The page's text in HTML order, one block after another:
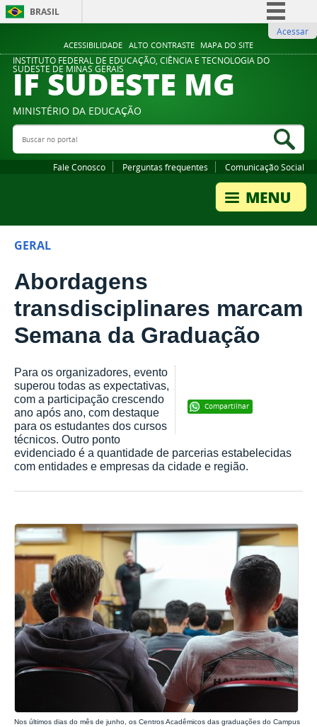
ACESSIBILIDADE ALTO CONTRASTE MAPA DO SITE
BRASIL
Comunica BR
Participe
Legislação
Acessar
INSTITUTO FEDERAL DE EDUCAÇÃO, CIÊNCIA E TECNOLOGIA DO
SUDESTE DE MINAS GERAIS
IF SUDESTE MG
MINISTÉRIO DA EDUCAÇÃO
Buscar no portal
Fale Conosco Perguntas frequentes Comunicação Social
GERAL
Abordagens
transdisciplinares marcam
Semana da Graduação
Compartilhar
Para os organizadores, evento
superou todas as expectativas,
com a participação crescendo
ano após ano, com destaque
para os estudantes dos cursos
técnicos. Outro ponto
evidenciado é a quantidade de parcerias estabelecidas
com entidades e empresas da cidade e região.
Nos últimos dias do mês de junho, os Centros Acadêmicos das graduações do Campus